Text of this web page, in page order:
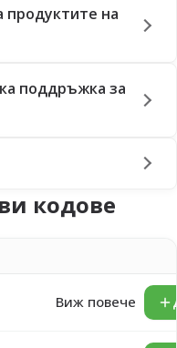
продуктите на
поддръжка за
кодове
Виж повече